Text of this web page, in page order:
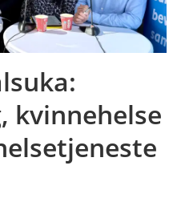
kvinnehelse